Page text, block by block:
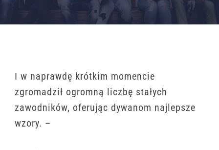
I w naprawdę krótkim momencie
zgromadził ogromną liczbę stałych
zawodników, oferując dywanom najlepsze
wzory. –